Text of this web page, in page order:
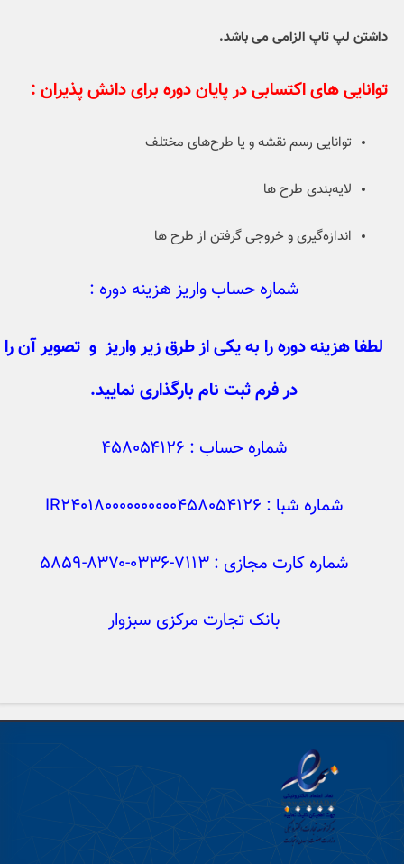
داشتن لپ تاپ الزامی می باشد.
توانایی های اکتسابی در پایان دوره برای دانش پذیران :
توانایی رسم نقشه و یا طرح‌های مختلف
لایه‌بندی طرح ها
اندازه‌گیری و خروجی‌ گرفتن از طرح ها
شماره حساب واریز هزینه دوره :
لطفا هزینه دوره را به یکی از طرق زیر واریز و تصویر آن را
در فرم ثبت نام بارگذاری نمایید.
شماره حساب : ۴۵۸۰۵۴۱۲۶
شماره شبا : IR240180000000000458054126
شماره کارت مجازی : ۷۱۱۳-۰۳۳۶-۸۳۷۰-۵۸۵۹
بانک تجارت مرکزی سبزوار